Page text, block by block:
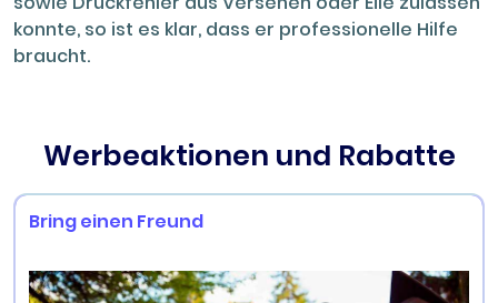
konnte, so ist es klar, dass er professionelle Hilfe
braucht.
Werbeaktionen und Rabatte
Bring einen Freund